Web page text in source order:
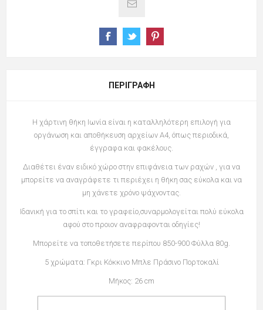
ΠΕΡΙΓΡΑΦΉ
Η χάρτινη θήκη Ιωνία είναι η καταλληλότερη επιλογή για
οργάνωση και αποθήκευση αρχείων A4, όπως περιοδικά,
έγγραφα και φακέλους.
Διαθέτει έναν ειδικό χώρο στην επιφάνεια των ραχών , για να
μπορείτε να αναγράφετε τι περιέχει η θήκη σας εύκολα και να
μη χάνετε χρόνο ψάχνοντας.
Ιδανική για το σπίτι και το γραφείο,συναρμολογείται πολύ εύκολα
αφού στο προιον αναφραφονται οδηγίες!
Μπορείτε να τοποθετήσετε περίπου 850-900 Φύλλα 80g.
5 χρώματα: Γκρι Κόκκινο Μπλε Πράσινο Πορτοκαλί
Μήκος: 26 cm